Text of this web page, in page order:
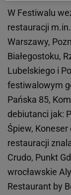
W Festiwalu
restauracji
Warszawy,
Białegostoku,
Lubelskiego i
festiwalowym
Pańska 85,
debiutanci jak:
Śpiew,
restauracji
Crudo, Punkt
wrocławskie
Restaurant by